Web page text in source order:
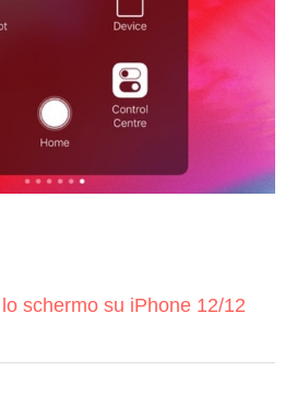
schermo su iPhone 12/12